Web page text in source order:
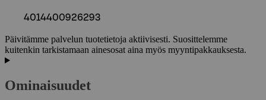
4014400926293
Päivitämme palvelun tuotetietoja aktiivisesti. Suosittelemme
kuitenkin tarkistamaan ainesosat aina myös myyntipakkauksesta.
Ominaisuudet